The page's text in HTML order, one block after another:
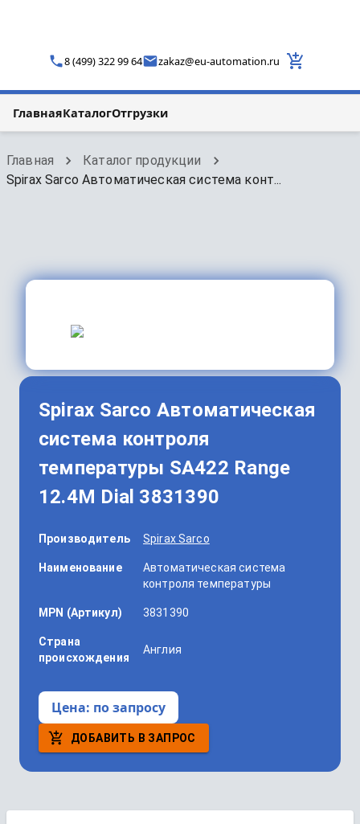
8 (499) 322 99 64 zakaz@eu-automation.ru
ГлавнаяКаталогОтгрузки
Главная
Каталог продукции
Spirax Sarco Автоматическая система конт...
Spirax Sarco Автоматическая
система контроля
температуры SA422 Range
12.4M Dial 3831390
Производитель Spirax Sarco
Наименование
Автоматическая система
контроля температуры
MPN (Артикул) 3831390
Страна
происхождения
Англия
Цена: по запросу
ДОБАВИТЬ В ЗАПРОС